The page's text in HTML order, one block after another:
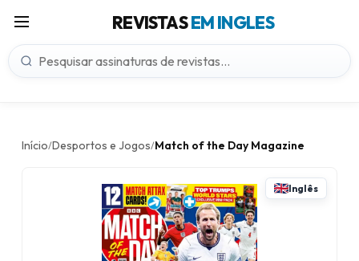
REVISTASEM INGLES
Início/Desportos e Jogos/Match of the Day Magazine
Inglês